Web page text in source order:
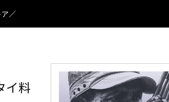
／
イ料